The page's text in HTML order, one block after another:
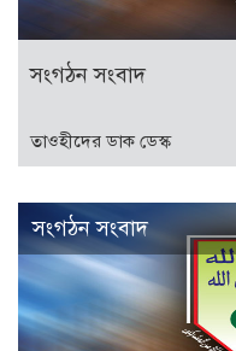
সংগঠন সংবাদ
তাওহীদের ডাক ডেস্ক
সংগঠন সংবাদ